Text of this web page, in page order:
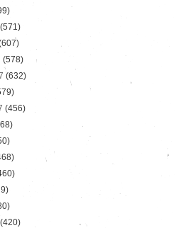
(571)
(578)
(632)
(456)
(420)